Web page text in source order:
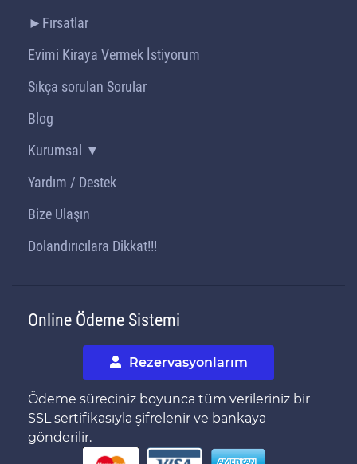
►Fırsatlar
Evimi Kiraya Vermek İstiyorum
Sıkça sorulan Sorular
Blog
Kurumsal ▼
Yardım / Destek
Bize Ulaşın
Dolandırıcılara Dikkat!!!
Online Ödeme Sistemi
Rezervasyonlarım
Ödeme süreciniz boyunca tüm verileriniz bir
SSL sertifikasıyla şifrelenir ve bankaya
gönderilir.